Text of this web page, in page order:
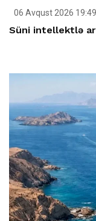
06 Avqust 2026 19:49
Süni intellektlə